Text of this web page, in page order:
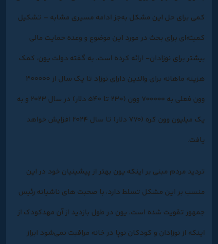
کمی برای حل این مشکل به‌جز ادامه مسیری مشابه – تشکیل
کمیته‌ای برای بحث در مورد این موضوع و وعده حمایت مالی
بیشتر برای نوزادان- ارائه کرده است. به گفته دولت یون، کمک
هزینه ماهانه برای والدین دارای نوزاد تا یک سال از ۳۰۰۰۰۰
وون فعلی به ۷۰۰۰۰۰ وون (۲۳۰ تا ۵۴۰ دلار) در سال ۲۰۲۳ و به
یک میلیون وون کره (۷۷۰ دلار) تا سال ۲۰۲۴ افزایش خواهد
یافت.
تردید مردم مبنی بر اینکه یون بهتر از پیشینیان خود در این
منسب بر این مشکل تسلط دارد، با صحبت های ناشیانه رئیس
جمهور تقویت شده است. یون در طول بازدید از آن مهدکودک از
اینکه از نوزادان و کودکان نوپا در خانه مراقبت نمی‌شود ابراز